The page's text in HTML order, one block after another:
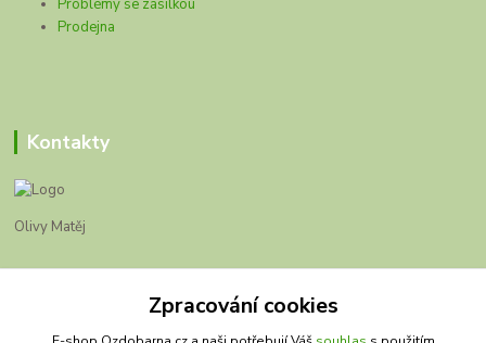
Problémy se zásilkou
Prodejna
Kontakty
Olivy Matěj
Kristýna Matějková
+420 777 028 663Zpracování cookies